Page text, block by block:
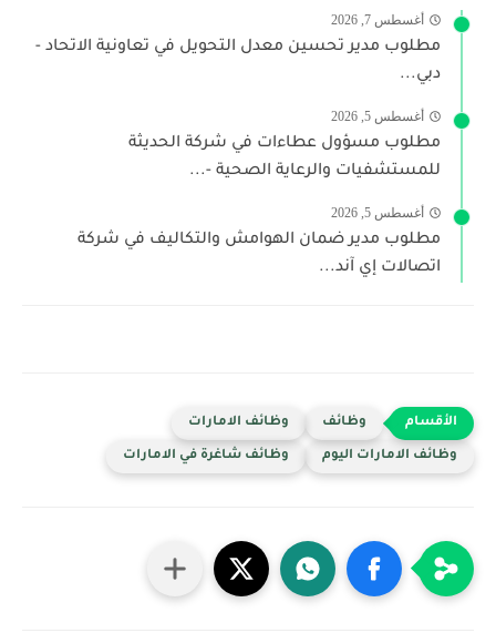
أغسطس 7, 2026
مطلوب مدير تحسين معدل التحويل في تعاونية الاتحاد -
دبي...
أغسطس 5, 2026
مطلوب مسؤول عطاءات في شركة الحديثة
للمستشفيات والرعاية الصحية -...
أغسطس 5, 2026
مطلوب مدير ضمان الهوامش والتكاليف في شركة
اتصالات إي آند...
وظائف وظائف الامارات
وظائف الامارات اليوم وظائف شاغرة في الامارات